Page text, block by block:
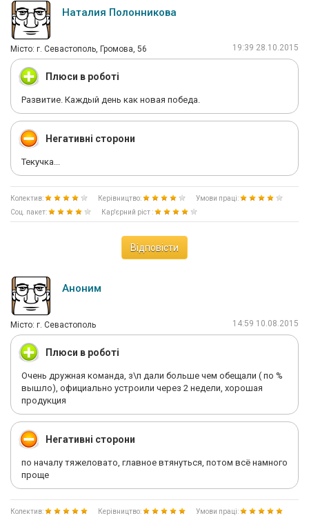
Наталия Полонникова
Мiсто: г. Севастополь, Громова, 56 19:39 28.10.2015
Плюси в роботі
Развитие. Каждый день как новая победа.
Негативні сторони
Текучка...
Колектив: Керівництво:
Умови праці:
Соц. пакет:
Кар'єрний ріст :
Відповісти
Аноним
Мiсто: г. Севастополь 14:59 10.08.2015
Плюси в роботі
Очень дружная команда, з\п дали больше чем обещали ( по %
вышло), официально устроили через 2 недели, хорошая
продукция
Негативні сторони
по началу тяжеловато, главное втянуться, потом всё намного
проще
Колектив: Керівництво:
Умови праці: